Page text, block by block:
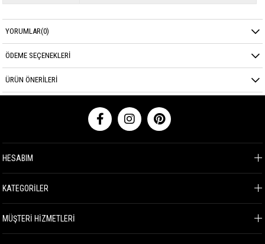
YORUMLAR(0)
ÖDEME SEÇENEKLERI
ÜRÜN ÖNERILERI
HESABIM
KATEGORİLER
MÜŞTERİ HİZMETLERİ